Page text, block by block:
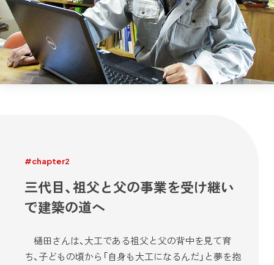
#chapter2
三代目、祖父と父の事業を受け継い
で建築の道へ
樋田さんは、大工である祖父と父の背中を見て育
ち、子どもの頃から「自身も大工になるんだ」と夢を抱